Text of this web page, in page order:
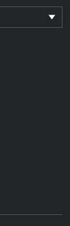
de
de
Se observa
más lentos y
la
a
que
red de